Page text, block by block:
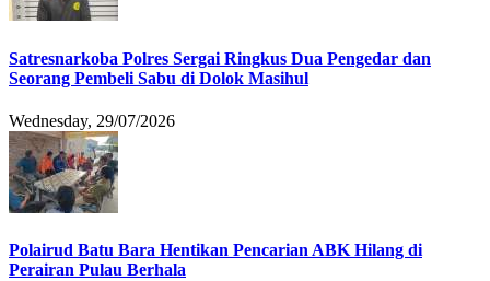
Satresnarkoba Polres Sergai Ringkus Dua Pengedar dan
Seorang Pembeli Sabu di Dolok Masihul
Wednesday, 29/07/2026
Polairud Batu Bara Hentikan Pencarian ABK Hilang di
Perairan Pulau Berhala